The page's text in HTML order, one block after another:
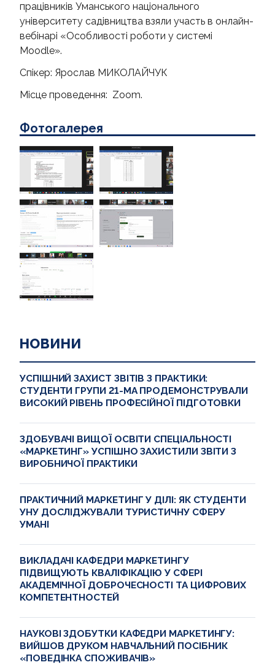
працівників Уманського національного
університету садівництва взяли участь в онлайн-
вебінарі «Особливості роботи у системі
Moodle».
Спікер: Ярослав МИКОЛАЙЧУК
Місце проведення: Zoom.
Фотогалерея
НОВИНИ
УСПІШНИЙ ЗАХИСТ ЗВІТІВ З ПРАКТИКИ:
СТУДЕНТИ ГРУПИ 21-МА ПРОДЕМОНСТРУВАЛИ
ВИСОКИЙ РІВЕНЬ ПРОФЕСІЙНОЇ ПІДГОТОВКИ
ЗДОБУВАЧІ ВИЩОЇ ОСВІТИ СПЕЦІАЛЬНОСТІ
«МАРКЕТИНГ» УСПІШНО ЗАХИСТИЛИ ЗВІТИ З
ВИРОБНИЧОЇ ПРАКТИКИ
ПРАКТИЧНИЙ МАРКЕТИНГ У ДІЛІ: ЯК СТУДЕНТИ
УНУ ДОСЛІДЖУВАЛИ ТУРИСТИЧНУ СФЕРУ
УМАНІ
ВИКЛАДАЧІ КАФЕДРИ МАРКЕТИНГУ
ПІДВИЩУЮТЬ КВАЛІФІКАЦІЮ У СФЕРІ
АКАДЕМІЧНОЇ ДОБРОЧЕСНОСТІ ТА ЦИФРОВИХ
КОМПЕТЕНТНОСТЕЙ
НАУКОВІ ЗДОБУТКИ КАФЕДРИ МАРКЕТИНГУ:
ВИЙШОВ ДРУКОМ НАВЧАЛЬНИЙ ПОСІБНИК
«ПОВЕДІНКА СПОЖИВАЧІВ»